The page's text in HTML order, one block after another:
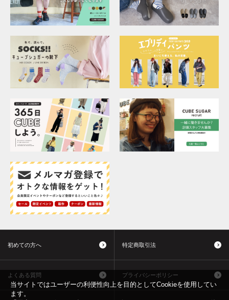
初めての方へ 特定商取引法
よくある質問 プライバシーポリシー
当サイトではユーザーの利便性向上を目的としてCookieを使用してい
ます。